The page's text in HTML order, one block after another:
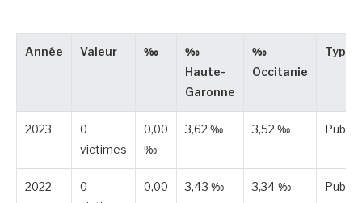
Année Valeur ‰
‰
Haute-
Garonne
‰
Occitanie
Type
2023
0
victimes
0,00
‰
3,62 ‰ 3,52 ‰
2022
0
0,00
3,43 ‰ 3,34 ‰